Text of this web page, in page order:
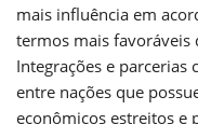
mais influência em
termos mais favoráveis
Integrações e
entre nações que
econômicos estreitos e